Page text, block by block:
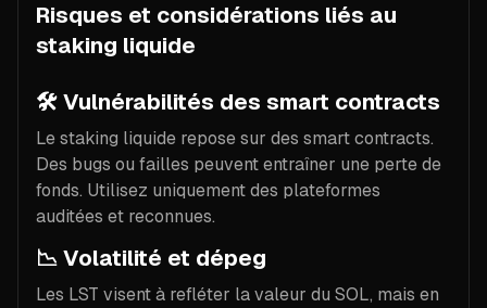
Risques et considérations liés au
staking liquide
🛠Vulnérabilités des smart contracts
Le staking liquide repose sur des smart contracts.
Des bugs ou failles peuvent entraîner une perte de
fonds. Utilisez uniquement des plateformes
auditées et reconnues.
📉Volatilité et dépeg
Les LST visent à refléter la valeur du SOL, mais en